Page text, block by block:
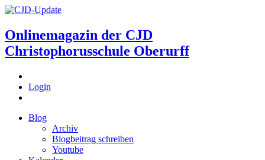
Onlinemagazin der CJD
Christophorusschule Oberurff
Login
Blog
Archiv
Blogbeitrag schreiben
Youtube